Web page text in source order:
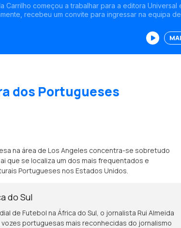
latino-americanos
Carrilho começou a trabalhar para a editora Universal
recebeu um convite para ingressar na equipa
dos Portugueses
na área de Los Angeles concentra-se sobretudo
que se localiza um dos mais frequentados e
Portugueses nos Estados Unidos.
do Sul
de Futebol na África do Sul, o jornalista Rui Almeida
vozes portuguesas mais reconhecidas do jornalismo